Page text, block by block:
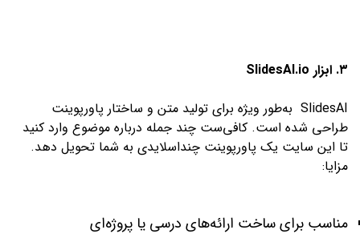
۳. ابزار SlidesAI.io
SlidesAI به‌طور ویژه برای تولید متن و ساختار پاورپوینت
طراحی شده است. کافی‌ست چند جمله درباره موضوع وارد کنید
تا این سایت یک پاورپوینت چنداسلایدی به شما تحویل دهد.
مزایا:
مناسب برای ساخت ارائه‌های درسی یا پروژه‌ای